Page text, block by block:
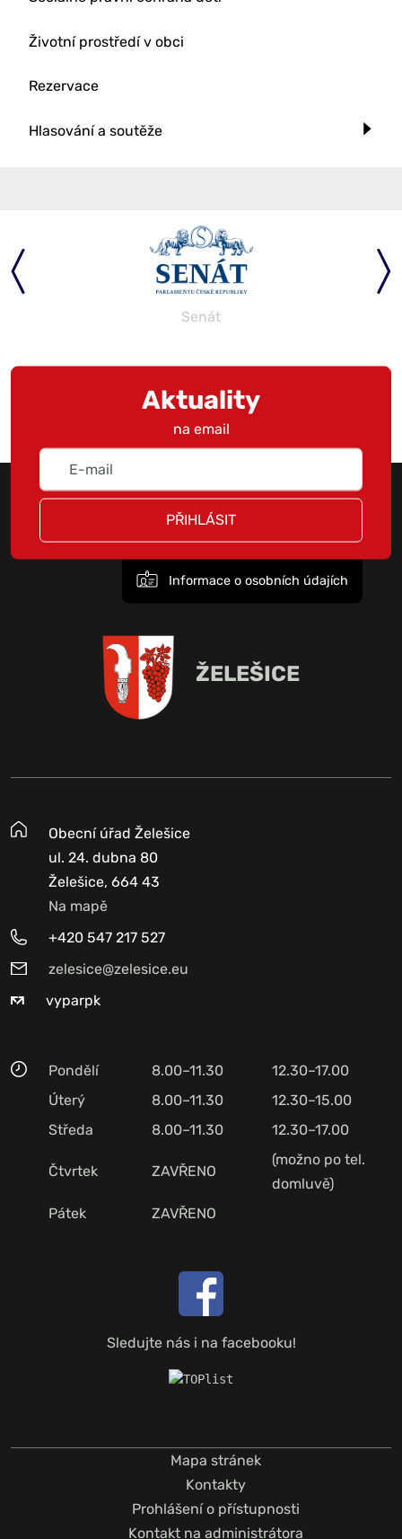
Životní prostředí v obci
Rezervace
Hlasování a soutěže
Senát
Aktuality
na email
PŘIHLÁSIT
Informace o osobních údajích
ŽELEŠICE
Obecní úřad Želešice
ul. 24. dubna 80
Želešice, 664 43
Na mapě
+420 547 217 527
zelesice@zelesice.eu
vyparpk
Pondělí 8.00–11.30
12.30–17.00
Úterý
8.00–11.30
12.30–15.00
Středa
8.00–11.30 12.30–17.00
Čtvrtek ZAVŘENO
(možno po tel.
domluvě)
Pátek
ZAVŘENO
Sledujte nás i na facebooku!
Mapa stránek
Kontakty
Prohlášení o přístupnosti
Kontakt na administrátora